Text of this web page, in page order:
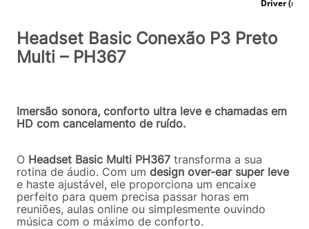
Headset Basic Conexão P3 Preto
Multi – PH367
Imersão sonora, conforto ultra leve e chamadas em
HD com cancelamento de ruído.
O Headset Basic Multi PH367 transforma a sua
rotina de áudio. Com um design over-ear super leve
e haste ajustável, ele proporciona um encaixe
perfeito para quem precisa passar horas em
reuniões, aulas online ou simplesmente ouvindo
música com o máximo de conforto.